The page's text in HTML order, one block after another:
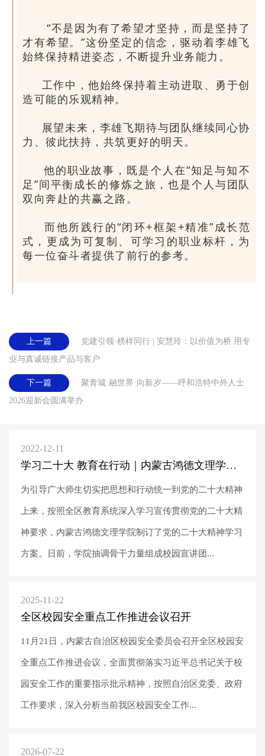
“不是因为有了希望才坚持，而是坚持了
才有希望。”这份坚定的信念，驱动着李雄飞
始终保持精进姿态，不断提升业务能力。
工作中，他始终保持着主动进取、勇于创
造可能的乐观精神。
展望未来，李雄飞期待与团队继续同心协
力、彼此扶持，共筑更好的明天。
他的职业故事，既是个人在“知足与知不
足”间平衡成长的修炼之旅，也是个人与团队
双向奔赴的共赢之路。
而他所践行的“闭环+框架+精准”成长范
式，更成为可复制、可学习的职业标杆，为
每一位奋斗者提供了前行的参考。
上一篇
党建引领·榜样同行 | 安慧玲：以价值为桥 用专
业与真诚链接产品与客户
下一篇
聚青城·融世界·向新岁——呼和浩特中外人士
2026迎新会圆满举办
2022-12-11
学习二十大 教育在行动｜内蒙古鸿德文理学院开展党的二十大精神校园宣讲活动
为引导广大师生切实把思想和行动统一到党的二十大精神
上来，按照全区教育系统深入学习宣传贯彻党的二十大精
神要求，内蒙古鸿德文理学院制订了党的二十大精神学习
方案。日前，学院抽调骨干力量组成校园宣讲团...
2025-11-22
全区校园安全重点工作推进会议召开
11月21日，内蒙古自治区校园安全委员会召开全区校园安
全重点工作推进会议，全面贯彻落实习近平总书记关于校
园安全工作的重要指示批示精神，按照自治区党委、政府
工作要求，深入分析当前我区校园安全工作...
2026-07-22